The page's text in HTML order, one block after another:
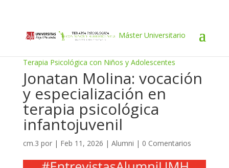
Máster Universitario
Terapia Psicológica con Niños y Adolescentes
Jonatan Molina: vocación
y especialización en
terapia psicológica
infantojuvenil
cm.3 por | Feb 11, 2026 | Alumni | 0 Comentarios